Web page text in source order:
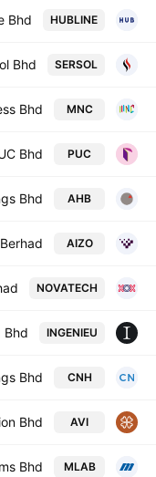
HUBLINE
Bhd.
SERSOL
Bhd.
MNC
Bhd.
PUC
Bhd
AHB
Bhd.
AIZO
NOVATECH
INGENIEU
Bhd
CNH
Bhd
AVI
Bhd
MLAB
Bhd.